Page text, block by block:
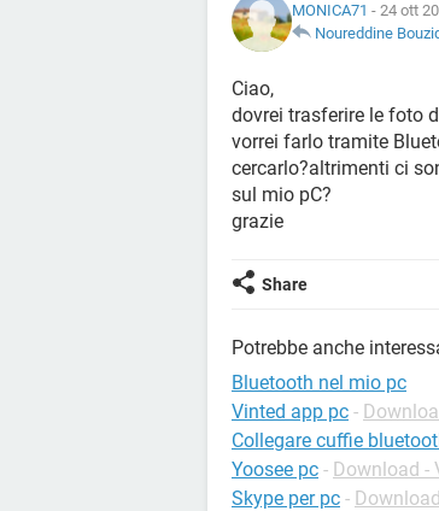
MONICA71 - 24 ott
Noureddine
Ciao,
dovrei trasferire le foto
vorrei farlo tramite
cercarlo?altrimenti ci
sul mio pC?
grazie
Share
Potrebbe anche
Bluetooth nel mio pc
Vinted app pc -
Collegare cuffie
Yoosee pc - Download -
Skype per pc -